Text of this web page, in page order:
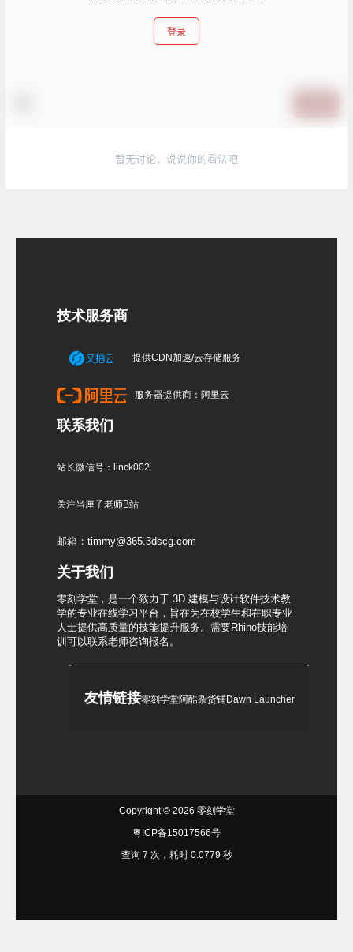
登录
暂无讨论，说说你的看法吧
技术服务商
提供CDN加速/云存储服务
服务器提供商：阿里云
联系我们
站长微信号：linck002
关注当厘子老师B站
邮箱：timmy@365.3dscg.com
关于我们
零刻学堂，是一个致力于 3D 建模与设计软件技术教
学的专业在线学习平台，旨在为在校学生和在职专业
人士提供高质量的技能提升服务。需要Rhino技能培
训可以联系老师咨询报名。
友情链接零刻学堂阿酷杂货铺Dawn Launcher
Copyright © 2026 零刻学堂
粤ICP备15017566号
查询 7 次，耗时 0.0779 秒